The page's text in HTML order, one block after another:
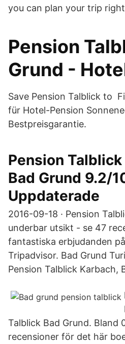
you can plan your trip
Pension
Grund -
Save Pension Talblick to
für Hotel-Pension
Bestpreisgarantie.
Pension Talblick
Bad Grund 9.2/
Uppdaterade
2016-09-18 · Pension
underbar utsikt - se 47
fantastiska erbjudanden
Tripadvisor. Bad Grund
Pension Talblick Karbach,
Talblick Bad Grund. Bland
recensioner för det här